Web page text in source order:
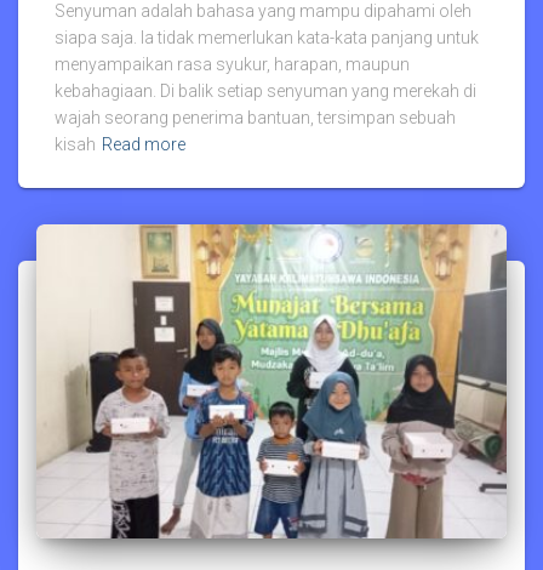
Senyuman adalah bahasa yang mampu dipahami oleh
siapa saja. Ia tidak memerlukan kata-kata panjang untuk
menyampaikan rasa syukur, harapan, maupun
kebahagiaan. Di balik setiap senyuman yang merekah di
wajah seorang penerima bantuan, tersimpan sebuah
kisah Read more